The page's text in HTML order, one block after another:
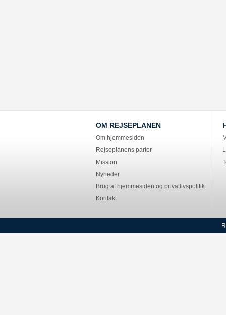
OM REJSEPLANEN
Om hjemmesiden
Rejseplanens parter
Mission
Nyheder
Brug af hjemmesiden og privatlivspolitik
Kontakt